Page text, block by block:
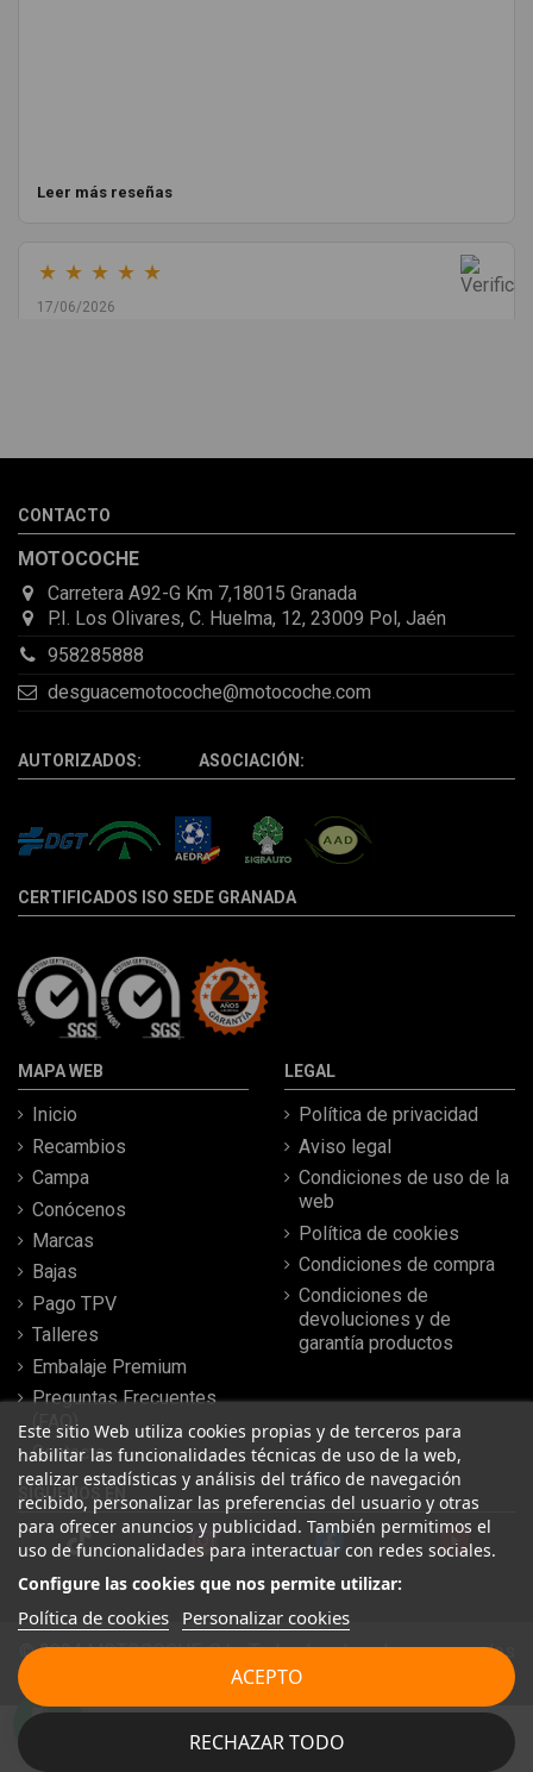
Leer más reseñas
★ ★ ★ ★ ★
17/06/2026
la pieza llegó correcta y bien embalada, además de llegarme 2
CONTACTO
MOTOCOCHE
Carretera A92-G Km 7,18015 Granada
P.I. Los Olivares, C. Huelma, 12, 23009 Pol, Jaén
958285888
desguacemotocoche@motocoche.com
AUTORIZADOS: ASOCIACIÓN:
CERTIFICADOS ISO SEDE GRANADA
MAPA WEB
Inicio
Recambios
Campa
Conócenos
Marcas
Bajas
Pago TPV
Talleres
Embalaje Premium
Preguntas Frecuentes
(FAQ)
Contacto
LEGAL
Política de privacidad
Aviso legal
Condiciones de uso de la
web
Política de cookies
Condiciones de compra
Condiciones de
devoluciones y de
garantía productos
Este sitio Web utiliza cookies propias y de terceros para
habilitar las funcionalidades técnicas de uso de la web,
realizar estadísticas y análisis del tráfico de navegación
recibido, personalizar las preferencias del usuario y otras
para ofrecer anuncios y publicidad. También permitimos el
uso de funcionalidades para interactuar con redes sociales.
Configure las cookies que nos permite utilizar:
Política de cookies Personalizar cookies
RECHAZAR TODO
ACEPTO
SÍGUENOS EN
© 2024 MOTOCOCHE, S.L . Todos los derechos reservados
| Desarrollado porSeintoSOFT